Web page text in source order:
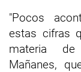
"Pocos
estas cifras
materia de
Mañanes,